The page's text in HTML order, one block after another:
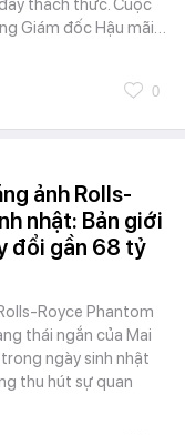
Giám đốc Hậu mãi…
0
ảnh Rolls-
nhật: Bản giới
đổi gần 68 tỷ
Royce Phantom
thái ngắn của Mai
ngày sinh nhật
thu hút sự quan